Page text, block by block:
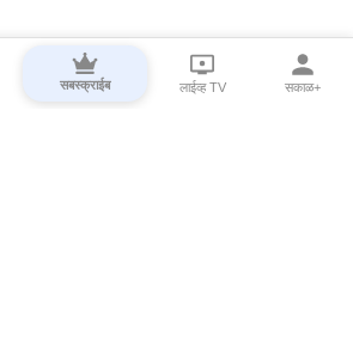
सबस्क्राईब लाईव्ह TV सकाळ+